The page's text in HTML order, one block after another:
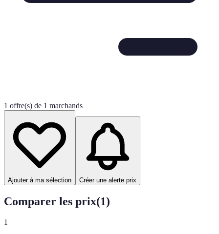
1 offre(s) de 1 marchands
Ajouter à ma sélection Créer une alerte prix
Comparer les prix(1)
1